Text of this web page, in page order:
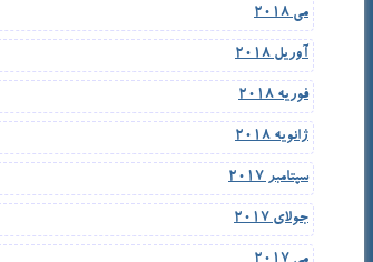
می 2018
آوریل 2018
فوریه 2018
ژانویه 2018
سپتامبر 2017
جولای 2017